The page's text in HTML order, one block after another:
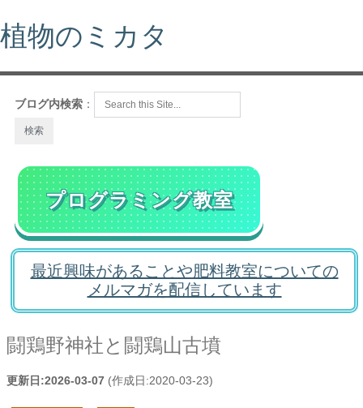
植物のミカタ
ブログ内検索 ：
プログラミング教室
最近興味があることや肥料教室についての
メルマガを配信しています
闘鶏野神社と闘鶏山古墳
更新日:2026-03-07 (作成日:2020-03-23)